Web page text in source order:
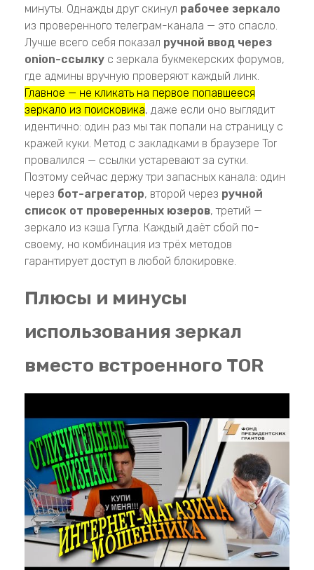
минуты. Однажды друг скинул рабочее зеркало
из проверенного телеграм-канала — это спасло.
Лучше всего себя показал ручной ввод через
onion-ссылку с зеркала букмекерских форумов,
где админы вручную проверяют каждый линк.
Главное — не кликать на первое попавшееся
зеркало из поисковика, даже если оно выглядит
идентично: один раз мы так попали на страницу с
кражей куки. Метод с закладками в браузере Tor
провалился — ссылки устаревают за сутки.
Поэтому сейчас держу три запасных канала: один
через бот-агрегатор, второй через ручной
список от проверенных юзеров, третий —
зеркало из кэша Гугла. Каждый даёт сбой по-
своему, но комбинация из трёх методов
гарантирует доступ в любой блокировке.
Плюсы и минусы
использования зеркал
вместо встроенного TOR